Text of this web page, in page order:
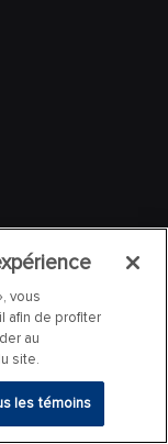
vous
afin de profiter
au
site.
les témoins